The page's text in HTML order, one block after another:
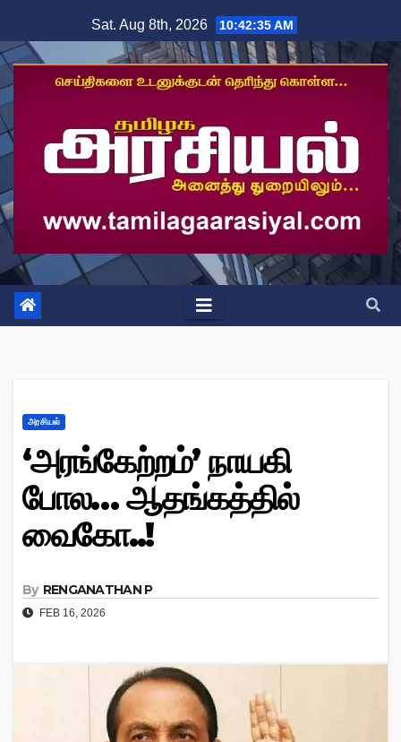
to
content
Sat. Aug 8th, 2026 10:42:36 AM
அரசியல்
‘அரங்கேற்றம்’ நாயகி
போல… ஆதங்கத்தில்
வைகோ..!
By RENGANATHAN P
FEB 16, 2026